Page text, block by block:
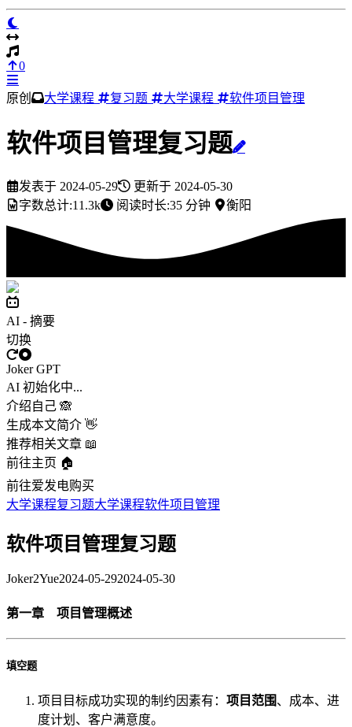
0
原创 大学课程 复习题 大学课程 软件项目管理
软件项目管理复习题
发表于 2024-05-29 更新于 2024-05-30
字数总计:11.3k 阅读时长:35 分钟 衡阳
AI - 摘要
切换
Joker GPT
AI 初始化中...
介绍自己 🙈
生成本文简介 👋
推荐相关文章 📖
前往主页 🏠
前往爱发电购买
大学课程复习题大学课程软件项目管理
软件项目管理复习题
Joker2Yue2024-05-292024-05-30
第一章 项目管理概述
填空题
项目目标成功实现的制约因素有： 项目范围、成本、进
度计划、客户满意度。